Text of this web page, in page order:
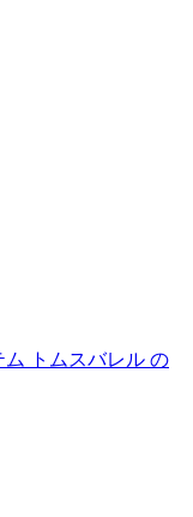
トムスバレル の